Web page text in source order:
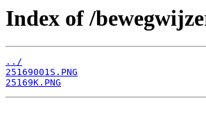
Index of /
../
25169001S.PNG
25169K.PNG